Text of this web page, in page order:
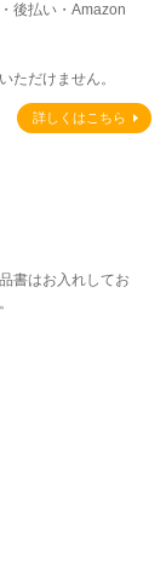
後払い・Amazon
ただけません。
詳しくはこちら
書はお入れしてお